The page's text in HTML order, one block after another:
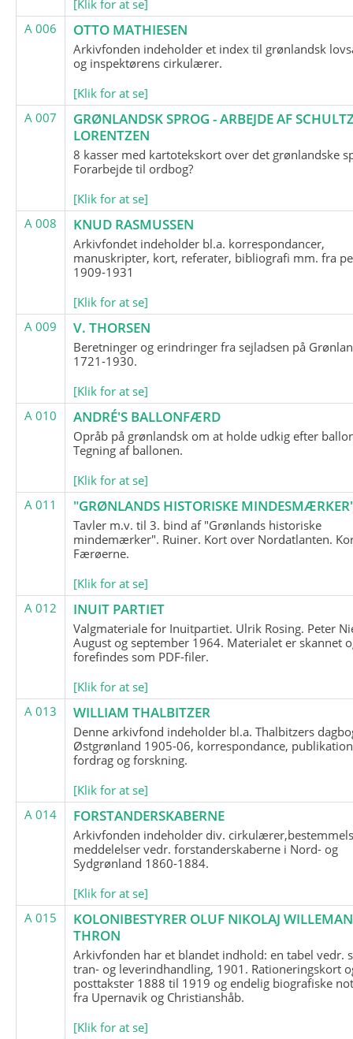
[Klik for at se]
A 006
OTTO MATHIESEN
Arkivfonden indeholder et index til grønlandsk
og inspektørens cirkulærer.
[Klik for at se]
A 007
GRØNLANDSK SPROG - ARBEJDE AF
LORENTZEN
8 kasser med kartotekskort over det grønlandske
Forarbejde til ordbog?
[Klik for at se]
A 008
KNUD RASMUSSEN
Arkivfondet indeholder bl.a. korrespondancer,
manuskripter, kort, referater, bibliografi mm. fra
1909-1931
[Klik for at se]
A 009
V. THORSEN
Beretninger og erindringer fra sejladsen på
1721-1930.
[Klik for at se]
A 010
ANDRÉ'S BALLONFÆRD
Opråb på grønlandsk om at holde udkig efter
Tegning af ballonen.
[Klik for at se]
A 011
"GRØNLANDS HISTORISKE
Tavler m.v. til 3. bind af "Grønlands historiske
mindemærker". Ruiner. Kort over Nordatlanten.
Færøerne.
[Klik for at se]
A 012
INUIT PARTIET
Valgmateriale for Inuitpartiet. Ulrik Rosing. Peter
August og september 1964. Materialet er skannet
forefindes som PDF-filer.
[Klik for at se]
A 013
WILLIAM THALBITZER
Denne arkivfond indeholder bl.a. Thalbitzers
Østgrønland 1905-06, korrespondance,
fordrag og forskning.
[Klik for at se]
A 014
FORSTANDERSKABERNE
Arkivfonden indeholder div.
meddelelser vedr. forstanderskaberne i Nord- og
Sydgrønland 1860-1884.
[Klik for at se]
A 015
KOLONIBESTYRER OLUF NIKOLAJ
THRON
Arkivfonden har et blandet indhold: en tabel vedr.
tran- og leverindhandling, 1901. Rationeringskort
posttakster 1888 til 1919 og endelig biografiske
fra Upernavik og Christianshåb.
[Klik for at se]